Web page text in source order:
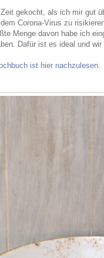
gekocht, als ich mir gut
Corona-Virus zu
Menge davon habe ich
Dafür ist es ideal und
ist hier nachzulesen.